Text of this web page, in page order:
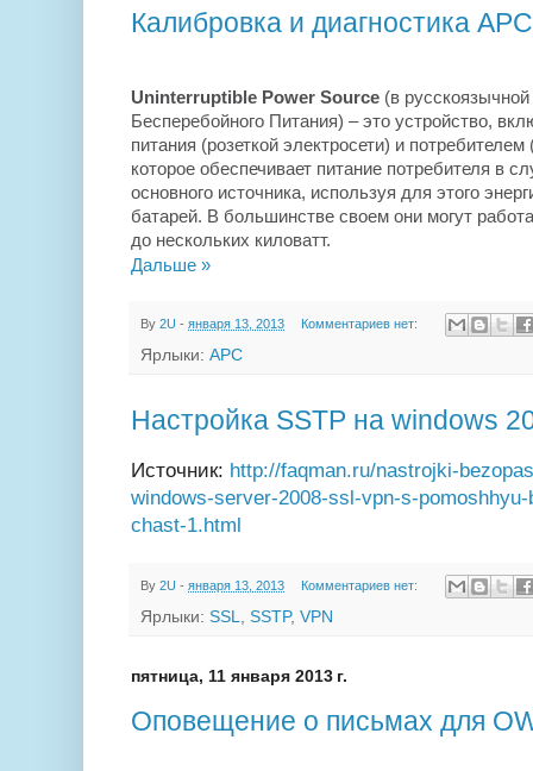
Калибровка и диагностика APC
Uninterruptible Power Source (в
Бесперебойного Питания) – это устройство,
питания (розеткой электросети) и
которое обеспечивает питание потребителя в
основного источника, используя для этого
батарей. В большинстве своем они могут
до нескольких киловатт.
Дальше »
By 2U - января 13, 2013 Комментариев нет:
Ярлыки: APC
Настройка SSTP на windows
Источник: http://faqman.ru/nastrojki-
windows-server-2008-ssl-vpn-s-
chast-1.html
By 2U - января 13, 2013 Комментариев нет:
Ярлыки: SSL, SSTP, VPN
пятница, 11 января 2013 г.
Оповещение о письмах для